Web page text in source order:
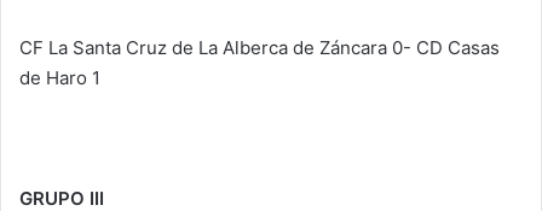
CF La Santa Cruz de La Alberca de Záncara 0- CD Casas
de Haro 1
GRUPO III